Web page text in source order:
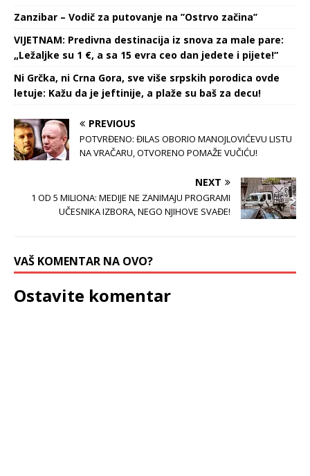
Zanzibar – Vodič za putovanje na ’’Ostrvo začina’’
VIJETNAM: Predivna destinacija iz snova za male pare:
„Ležaljke su 1 €, a sa 15 evra ceo dan jedete i pijete!“
Ni Grčka, ni Crna Gora, sve više srpskih porodica ovde
letuje: Kažu da je jeftinije, a plaže su baš za decu!
PREVIOUS
POTVRĐENO: ĐILAS OBORIO MANOJLOVIĆEVU LISTU
NA VRAČARU, OTVORENO POMAŽE VUČIĆU!
NEXT
1 OD 5 MILIONA: MEDIJE NE ZANIMAJU PROGRAMI
UČESNIKA IZBORA, NEGO NJIHOVE SVAĐE!
VAŠ KOMENTAR NA OVO?
Ostavite komentar